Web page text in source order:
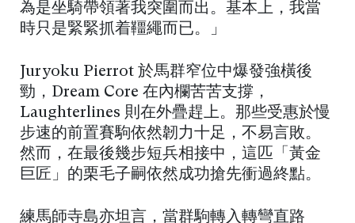
為是坐騎帶領著我突圍而出。基本上，我當
時只是緊緊抓着韁繩而已。」
Juryoku Pierrot 於馬群窄位中爆發強橫後
勁，Dream Core 在內欄苦苦支撐，
Laughterlines 則在外疊趕上。那些受惠於慢
步速的前置賽駒依然韌力十足，不易言敗。
然而，在最後幾步短兵相接中，這匹「黃金
巨匠」的栗毛子嗣依然成功搶先衝過終點。
練馬師寺島亦坦言，當群駒轉入轉彎直路